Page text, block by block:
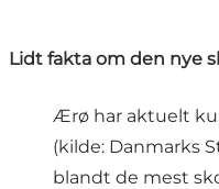
Lidt fakta om den nye
Ærø har aktuelt
(kilde: Danmarks
blandt de mest